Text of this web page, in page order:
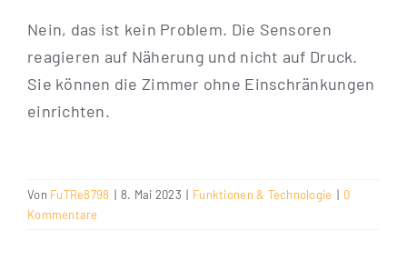
Nein, das ist kein Pro­blem. Die Sen­so­ren
reagie­ren auf Nähe­rung und nicht auf Druck.
Sie kön­nen die Zim­mer ohne Ein­schrän­kun­gen
einrichten.
Von FuTRe8798 | 8. Mai 2023 | Funktionen & Technologie | 0
Kommentare